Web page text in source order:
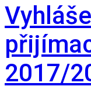
2017/